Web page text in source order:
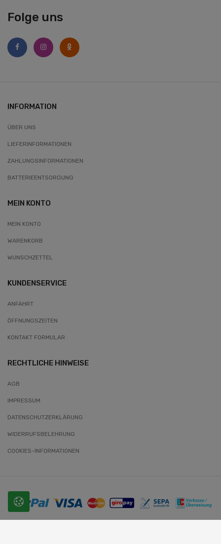
Folge uns
INFORMATION
ÜBER UNS
LIEFERINFORMATIONEN
ZAHLUNGSINFORMATIONEN
BATTERIEENTSORGUNG
MEIN KONTO
MEIN KONTO
WARENKORB
WUNSCHZETTEL
KUNDENSERVICE
ANFAHRT
ÖFFNUNGSZEITEN
KONTAKT FORMULAR
RECHTLICHE HINWEISE
AGB
IMPRESSUM
DATENSCHUTZERKLÄRUNG
WIDERRUFSBELEHRUNG
COOKIES-INFORMATIONEN